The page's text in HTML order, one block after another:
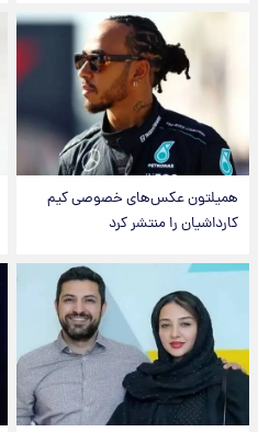
همیلتون عکس‌های خصوصی کیم‌
کارداشیان را منتشر کرد